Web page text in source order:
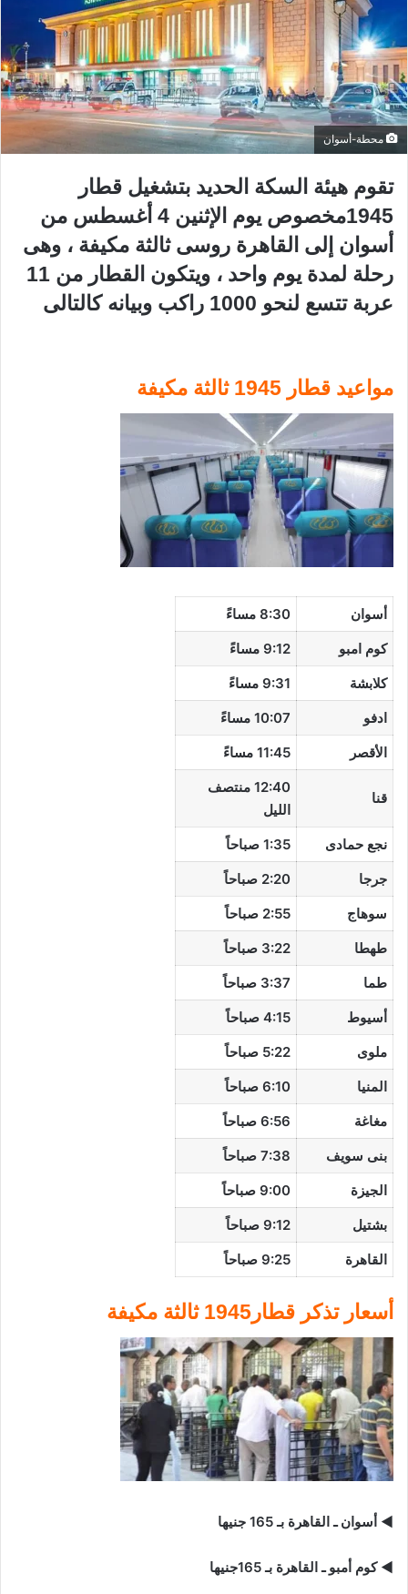
ي
د
ا
إ
ل
ك
و
ي
ا
محطة-أسوان
تقوم هيئة السكة الحديد بتشغيل قطار
1945مخصوص يوم الإثنين 4 أغسطس من
أسوان إلى القاهرة روسى ثالثة مكيفة ، وهى
رحلة لمدة يوم واحد ، ويتكون القطار من 11
عربة تتسع لنحو 1000 راكب وبيانه كالتالى
مواعيد قطار 1945 ثالثة مكيفة
أسوان
8:30 مساءً
كوم امبو
9:12 مساءً
كلابشة
9:31 مساءً
ادفو
10:07 مساءً
الأقصر
11:45 مساءً
قنا
12:40 منتصف
الليل
نجع حمادى
1:35 صباحاً
جرجا
2:20 صباحاً
سوهاج
2:55 صباحاً
طهطا
3:22 صباحاً
طما
3:37 صباحاً
أسيوط
4:15 صباحاً
ملوى
5:22 صباحاً
المنيا
6:10 صباحاً
مغاغة
6:56 صباحاً
بنى سويف
7:38 صباحاً
الجيزة
9:00 صباحاً
بشتيل
9:12 صباحاً
القاهرة
9:25 صباحاً
أسعار تذكر قطار1945 ثالثة مكيفة
◄ أسوانـ القاهرة بـ 165 جنيها
◄ كوم أمبو ـ القاهرة بـ 165جنيها